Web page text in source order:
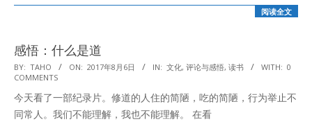
阅读全文
感悟：什么是道
2017-
08-
06
BY: TAHO ON: 2017年8月6日 IN: 文化, 评论与感悟, 读书 WITH: 0
COMMENTS
今天看了一部纪录片。修道的人住的简陋，吃的简陋，行为举止不
同常人。我们不能理解，我也不能理解。 在看